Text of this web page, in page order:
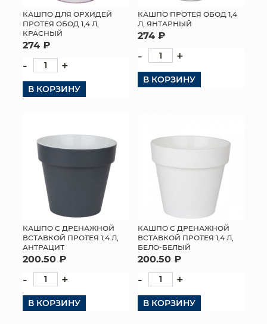
КАШПО ДЛЯ ОРХИДЕЙ
ПРОТЕЯ ОБОД 1,4 Л,
КРАСНЫЙ
274 ₽
- +
В КОРЗИНУ
КАШПО ПРОТЕЯ ОБОД 1,4
Л, ЯНТАРНЫЙ
274 ₽
- +
В КОРЗИНУ
КАШПО С ДРЕНАЖНОЙ
ВСТАВКОЙ ПРОТЕЯ 1,4 Л,
АНТРАЦИТ
200.50 ₽
- +
В КОРЗИНУ
КАШПО С ДРЕНАЖНОЙ
ВСТАВКОЙ ПРОТЕЯ 1,4 Л,
БЕЛО-БЕЛЫЙ
200.50 ₽
- +
В КОРЗИНУ